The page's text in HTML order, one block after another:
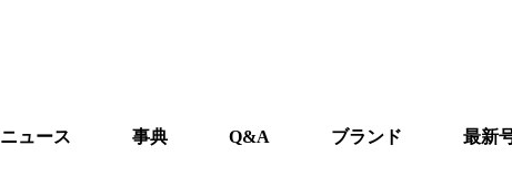
ニュース 事典 Q&A ブランド 最新